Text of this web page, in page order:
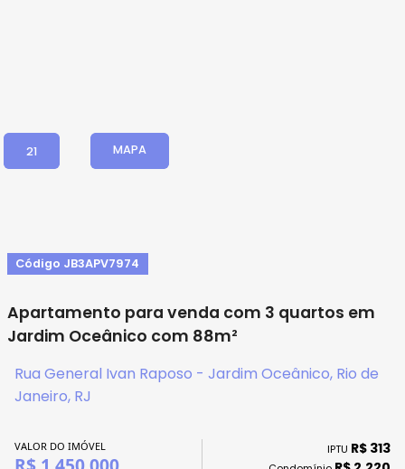
21 MAPA
Código JB3APV7974
Apartamento para venda com 3 quartos em
Jardim Oceânico com 88m²
Rua General Ivan Raposo - Jardim Oceânico, Rio de
Janeiro, RJ
VALOR DO IMÓVEL IPTU R$ 313